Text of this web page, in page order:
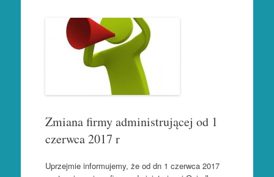
Zmiana firmy administrującej od 1
czerwca 2017 r
Uprzejmie informujemy, że od dn 1 czerwca 2017